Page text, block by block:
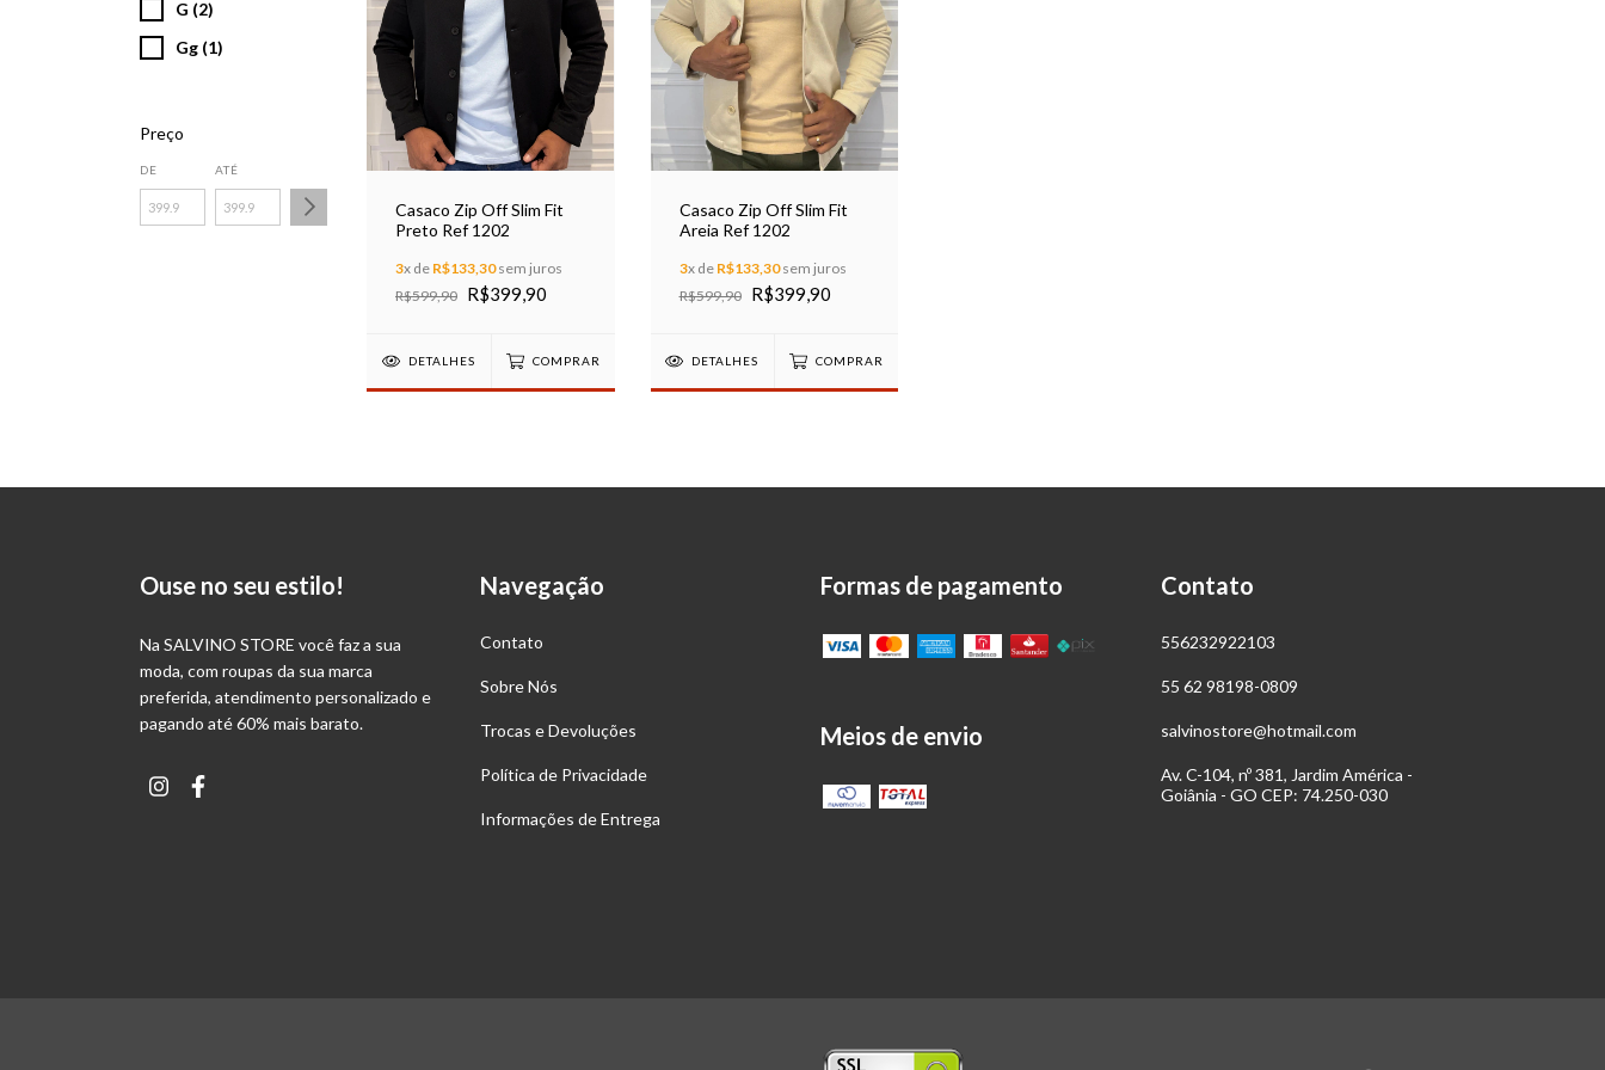
G (2)
Gg (1)
Preço
DE ATÉ
Casaco Zip Off Slim Fit
Preto Ref 1202
3x de R$133,30sem juros
R$599,90 R$399,90
DETALHES COMPRAR
Casaco Zip Off Slim Fit
Areia Ref 1202
3x de R$133,30sem juros
R$599,90
R$399,90
DETALHES COMPRAR
Ouse no seu estilo!
Na SALVINO STORE você faz a sua
moda, com roupas da sua marca
preferida, atendimento personalizado e
pagando até 60% mais barato.
Navegação
Contato
Sobre Nós
Trocas e Devoluções
Política de Privacidade
Informações de Entrega
Formas de pagamento
Meios de envio
Contato
556232922103
55 62 98198-0809
salvinostore@hotmail.com
Av. C-104, nº 381, Jardim América -
Goiânia - GO CEP: 74.250-030